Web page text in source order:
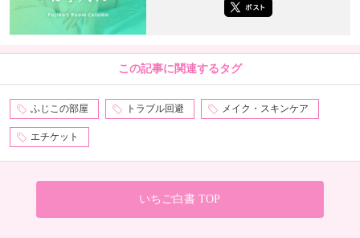
この記事に関連するタグ
ふじこの部屋 トラブル回避 メイク・スキンケア
エチケット
いちご白書 TOP